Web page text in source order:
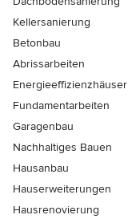
Kellersanierung
Betonbau
Abrissarbeiten
Energieeffizienzhäuser
Fundamentarbeiten
Garagenbau
Nachhaltiges Bauen
Hausanbau
Hauserweiterungen
Hausrenovierung